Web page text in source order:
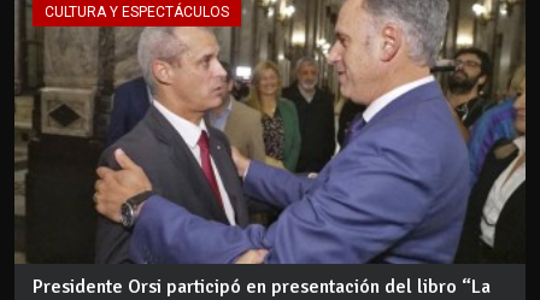
CULTURA Y ESPECTÁCULOS
Presidente Orsi participó en presentación del libro “La